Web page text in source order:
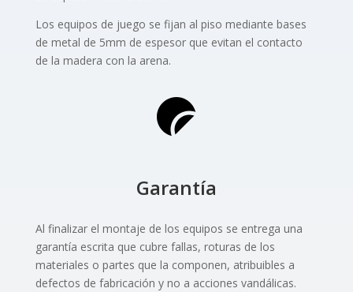
Los equipos de juego se fijan al piso mediante bases
de metal de 5mm de espesor que evitan el contacto
de la madera con la arena.
Garantía
Al finalizar el montaje de los equipos se entrega una
garantía escrita que cubre fallas, roturas de los
materiales o partes que la componen, atribuibles a
defectos de fabricación y no a acciones vandálicas.